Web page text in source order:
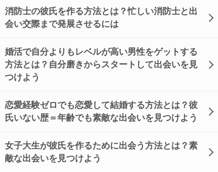
消防士の彼氏を作る方法とは？忙しい消防士と出
会い交際まで発展させるには
婚活で自分よりもレベルが高い男性をゲットする
方法とは？自分磨きからスタートして出会いを見
つけよう
恋愛経験ゼロでも恋愛して結婚する方法とは？彼
氏いない歴＝年齢でも素敵な出会いを見つけよう
女子大生が彼氏を作るために出会う方法とは？素
敵な出会いを見つけよう